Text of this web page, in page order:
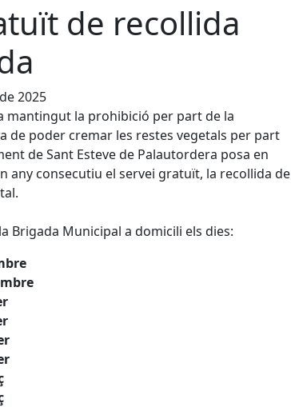
de recollida
2025
mantingut la prohibició per part de la
de poder cremar les restes vegetals per part
de Sant Esteve de Palautordera posa en
any consecutiu el servei gratuït, la recollida de
Brigada Municipal a domicili els dies: